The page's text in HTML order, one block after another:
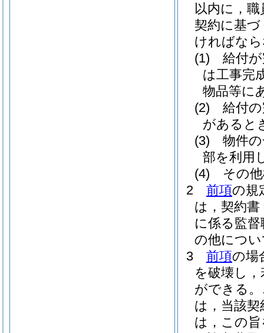
以内に，
契約に基
ければな
(1)
給付
は工事完
物品等に
(2)
給付
があると
(3)
物件
部を利用
(4)
その
2
前項の規
は，契約
に係る監
の他につ
3
前項の場
を破壊し
ができる。
は，当該
は，この